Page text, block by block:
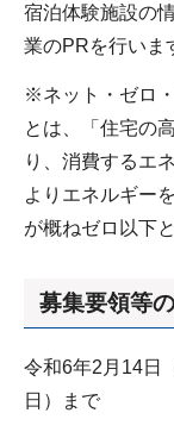
宿泊体験施設の
業のPRを行いま
※ネット・ゼロ
とは、「住宅の
り、消費するエ
よりエネルギー
が概ねゼロ以下
募集要領等
令和6年2月14日
日）まで